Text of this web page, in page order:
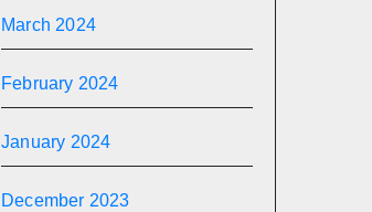
March 2024
February 2024
January 2024
December 2023